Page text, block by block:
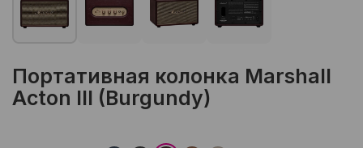
Портативная колонка Marshall
Acton III (Burgundy)